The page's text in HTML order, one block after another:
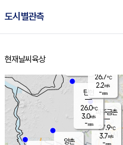
도시별관측
홈
현재날씨 육상
파주금촌
27.9℃
3.7m/s
-mm
탄현
26.0℃
3.0m/s
-mm
양촌
26.7℃
2.2m/s
-mm